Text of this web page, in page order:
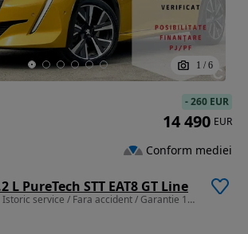
1 / 6
L PureTech STT EAT8 GT Line
1199 cm3 • 100 CP • Istoric service / Fara accident / Garantie 12-36 Luni
-260 EUR
14 490 EUR
Conform mediei